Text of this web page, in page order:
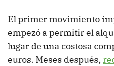
El primer movimiento
empezó a permitir el
lugar de una costosa
euros. Meses después,